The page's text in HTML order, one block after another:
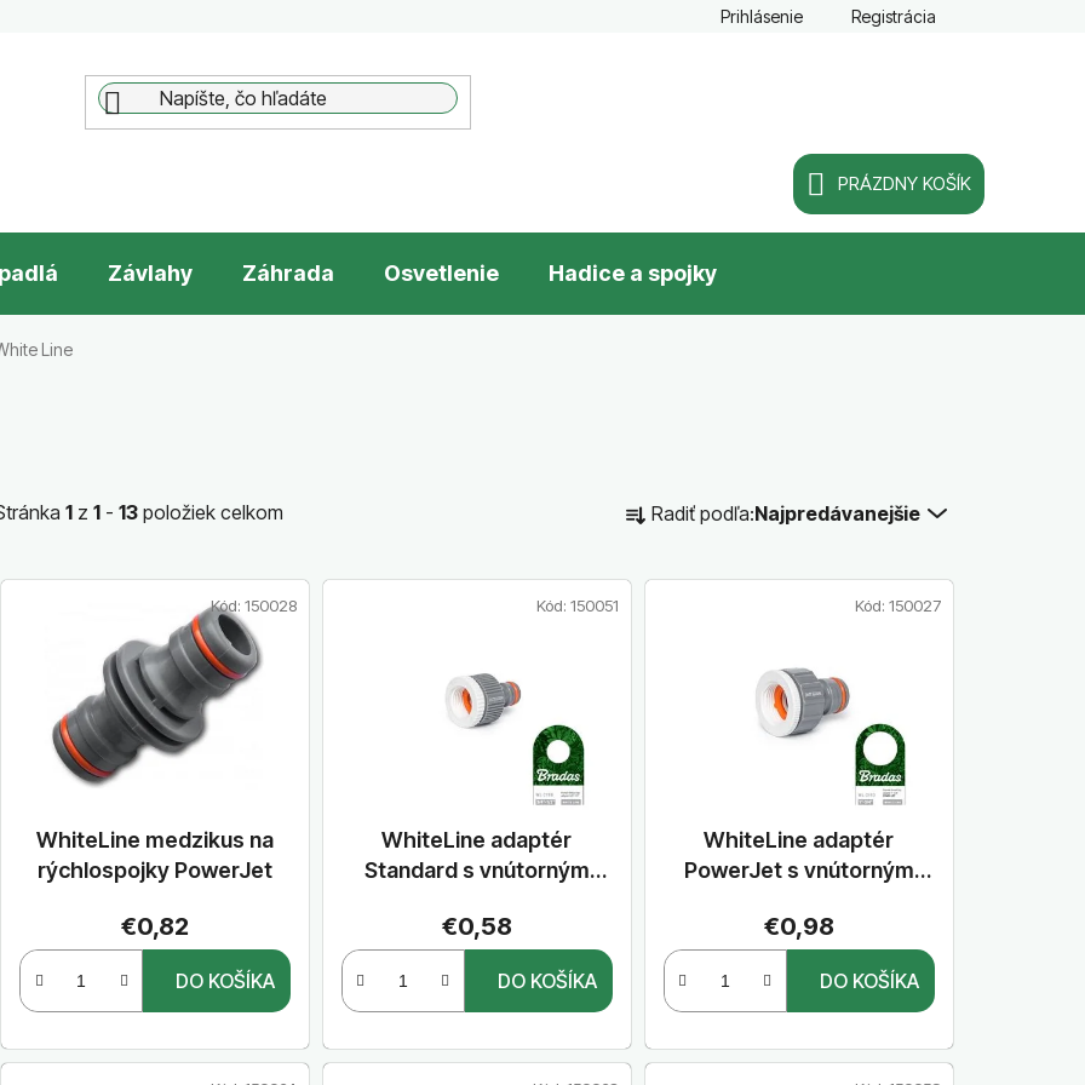
Prihlásenie Registrácia
NÁKUPNÝ
PRÁZDNY KOŠÍK
Závlahy Záhrada Osvetlenie Hadice a spojky
Line
1 z 1 - 13 položiek celkom
a
e
Radiť podľa:Najpredávanejšie
WhiteLine medzikus na
rýchlospojky PowerJet
€0,82
DO KOŠÍKA
Kód: 150028
WhiteLine adaptér
Standard s vnútorným
€0,58
DO KOŠÍKA
Kód: 150051
WhiteLine adaptér
PowerJet s vnútorným
€0,98
DO KOŠÍKA
Kód: 150027